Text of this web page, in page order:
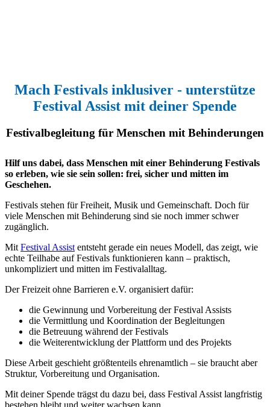
Mach Festivals inklusiver - unterstütze
Festival Assist mit deiner Spende
Festivalbegleitung für Menschen mit Behinderungen
Hilf uns dabei, dass Menschen mit einer Behinderung Festivals
so erleben, wie sie sein sollen: frei, sicher und mitten im
Geschehen.
Festivals stehen für Freiheit, Musik und Gemeinschaft. Doch für
viele Menschen mit Behinderung sind sie noch immer schwer
zugänglich.
Mit Festival Assist entsteht gerade ein neues Modell, das zeigt, wie
echte Teilhabe auf Festivals funktionieren kann – praktisch,
unkompliziert und mitten im Festivalalltag.
Der Freizeit ohne Barrieren e.V. organisiert dafür:
die Gewinnung und Vorbereitung der Festival Assists
die Vermittlung und Koordination der Begleitungen
die Betreuung während der Festivals
die Weiterentwicklung der Plattform und des Projekts
Diese Arbeit geschieht größtenteils ehrenamtlich – sie braucht aber
Struktur, Vorbereitung und Organisation.
Mit deiner Spende trägst du dazu bei, dass Festival Assist langfristig
bestehen bleibt und weiter wachsen kann.